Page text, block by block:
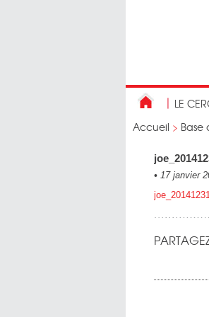
LE
Accueil > Base
• 17 janvier